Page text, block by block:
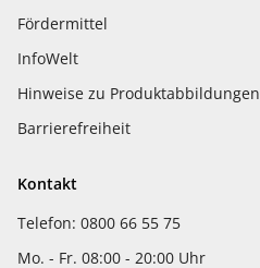
Fördermittel
InfoWelt
Hinweise zu Produktabbildungen
Barrierefreiheit
Kontakt
Telefon: 0800 66 55 75
Mo. - Fr. 08:00 - 20:00 Uhr